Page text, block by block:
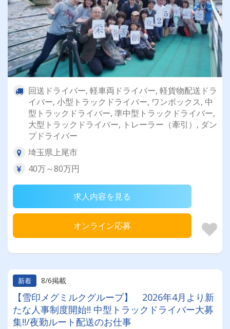
回送ドライバー, 軽車両ドライバー, 軽貨物配送ドラ
イバー, 小型トラックドライバー, ワンボックス, 中
型トラックドライバー, 準中型トラックドライバー,
大型トラックドライバー, トレーラー（牽引）, ダン
プドライバー
埼玉県上尾市
40万～80万円
求人内容を見る
オンライン応募
新着 8/6掲載
【雪印メグミルクグループ】 2026年4月より新
たな人事制度開始!! 中型トラックドライバー大募
集!!/夜勤ルート配送のお仕事